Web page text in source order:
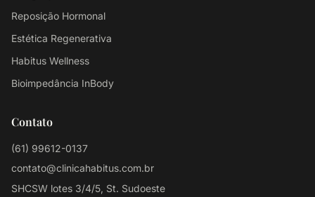
Reposição Hormonal
Estética Regenerativa
Habitus Wellness
Bioimpedância InBody
Contato
(61) 99612-0137
contato@clinicahabitus.com.br
SHCSW lotes 3/4/5, St. Sudoeste